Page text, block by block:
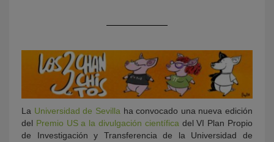
La Universidad de Sevillaha convocado una nueva edición
del Premio US a la divulgación científica del VI Plan Propio
de Investigación y Transferencia de la Universidad de